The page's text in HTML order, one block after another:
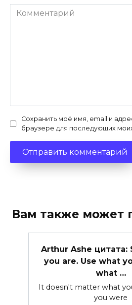
Комментарий
Сохранить моё имя, email и
браузере для последующих
Вам также может
Arthur Ashe цитата:
you are. Use what
what …
It doesn't matter what
you were